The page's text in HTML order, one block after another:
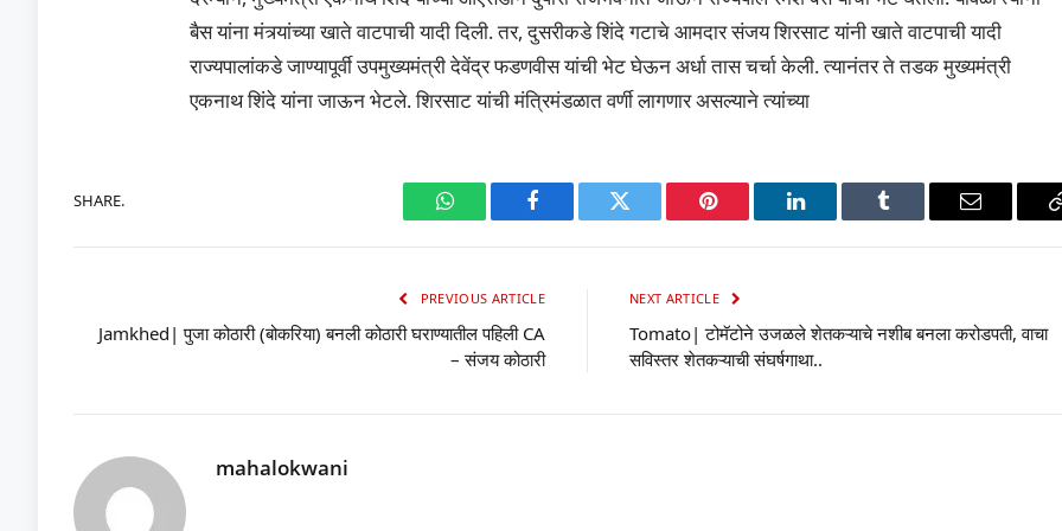
बैस यांना मंत्र्यांच्या खाते वाटपाची यादी दिली. तर, दुसरीकडे शिंदे गटाचे आमदार संजय शिरसाट यांनी खाते वाटपाची यादी
राज्यपालांकडे जाण्यापूर्वी उपमुख्यमंत्री देवेंद्र फडणवीस यांची भेट घेऊन अर्धा तास चर्चा केली. त्यानंतर ते तडक मुख्यमंत्री
एकनाथ शिंदे यांना जाऊन भेटले. शिरसाट यांची मंत्रिमंडळात वर्णी लागणार असल्याने त्यांच्या
SHARE.
WhatsAppFacebook Twitter Pinterest LinkedIn Tumblr Email
PREVIOUS ARTICLE
Jamkhed| पुजा कोठारी (बोकरिया) बनली कोठारी घराण्यातील पहिली CA
– संजय कोठारी
NEXT ARTICLE
Tomato| टोमॅटोने उजळले शेतकऱ्याचे नशीब बनला करोडपती, वाचा
सविस्तर शेतकऱ्याची संघर्षगाथा..
mahalokwani